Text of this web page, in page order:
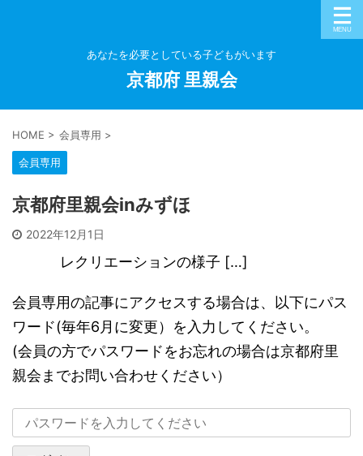
あなたを必要としている子どもがいます
京都府 里親会
HOME > 会員専用 >
会員専用
京都府里親会inみずほ
2022年12月1日
レクリエーションの様子 […]
会員専用の記事にアクセスする場合は、以下にパス
ワード(毎年6月に変更）を入力してください。
(会員の方でパスワードをお忘れの場合は京都府里
親会までお問い合わせください）